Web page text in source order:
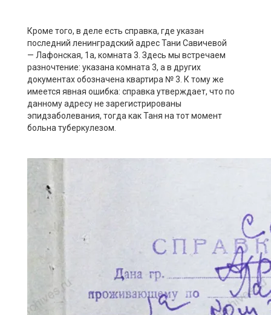
Кроме того, в деле есть справка, где указан
последний ленинградский адрес Тани Савичевой
— Лафонская, 1а, комната 3. Здесь мы встречаем
разночтение: указана комната 3, а в других
документах обозначена квартира № 3. К тому же
имеется явная ошибка: справка утверждает, что по
данному адресу не зарегистрированы
эпидзаболевания, тогда как Таня на тот момент
больна туберкулезом.